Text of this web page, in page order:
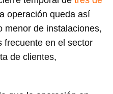
operación queda así
menor de instalaciones,
frecuente en el sector
de clientes,